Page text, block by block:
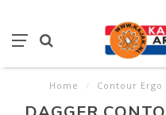
Home / Contour Ergo